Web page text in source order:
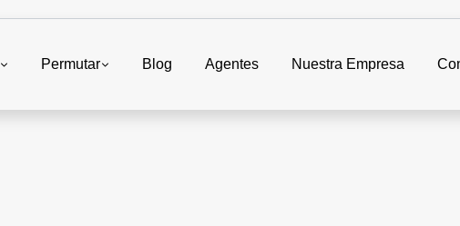
Permutar Blog Agentes Nuestra Empresa